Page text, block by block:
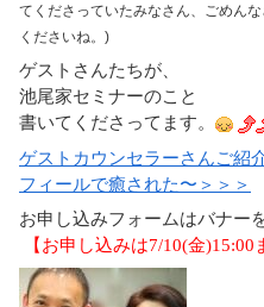
てくださっていたみなさん、ごめん
くださいね。)
ゲストさんたちが、
池尾家セミナーのこと
書いてくださってます。
ゲストカウンセラーさんご紹
フィールで癒された〜＞＞＞
お申し込みフォームはバナー
【お申し込みは7/10(金)15:00